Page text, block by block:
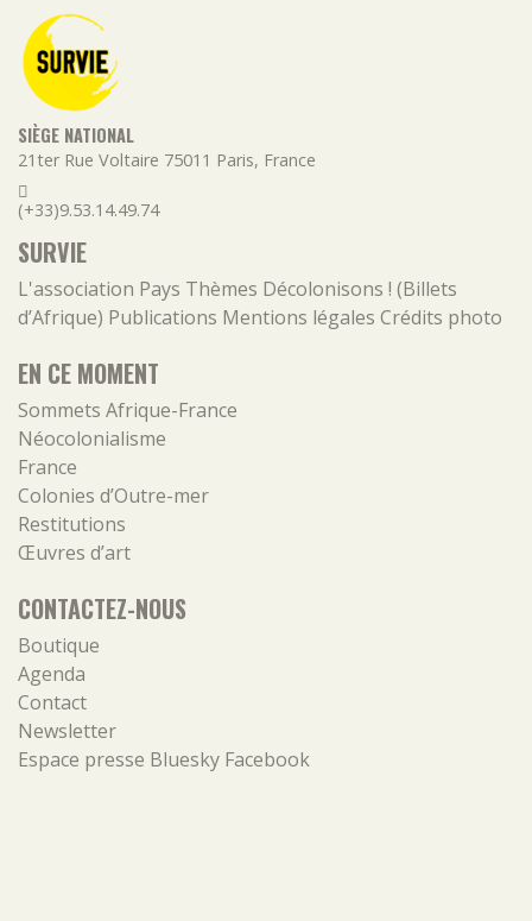
SIÈGE NATIONAL
21ter Rue Voltaire 75011 Paris, France
(+33)9.53.14.49.74
SURVIE
L'association Pays Thèmes Décolonisons ! (Billets
d’Afrique) Publications Mentions légales Crédits photo
EN CE MOMENT
Sommets Afrique-France
Néocolonialisme
France
Colonies d’Outre-mer
Restitutions
Œuvres d’art
CONTACTEZ-NOUS
Boutique
Agenda
Contact
Newsletter
Espace presse Bluesky Facebook